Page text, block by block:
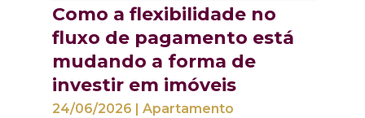
Como a flexibilidade no
fluxo de pagamento está
mudando a forma de
investir em imóveis
24/06/2026 Apartamento